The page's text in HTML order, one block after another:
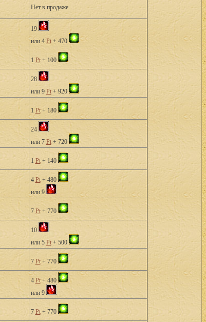
Нет в продаже
19
или 4 Pt+ 470
1 Pt+ 100
28
или 9 Pt+ 920
1 Pt+ 180
24
или 7 Pt+ 720
1 Pt+ 140
4 Pt+ 480
или 9
7 Pt+ 770
10
или 5 Pt+ 500
7 Pt+ 770
4 Pt+ 480
или 9
7 Pt+ 770